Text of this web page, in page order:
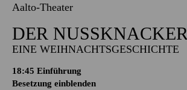
Aalto-Theater
DER NUSSKNACKER
EINE WEIHNACHTSGESCHICHTE
18:45 Einführung
Besetzung einblenden